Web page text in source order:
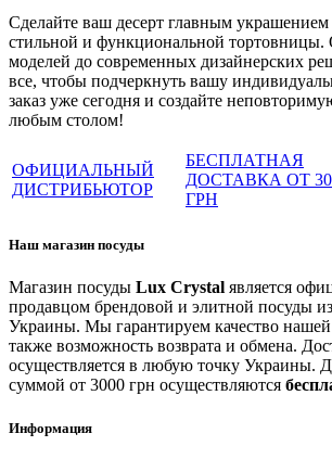
Сделайте ваш десерт главным
стильной и функциональной тортовницы.
моделей до современных дизайнерских
все, чтобы подчеркнуть вашу
заказ уже сегодня и создайте
любым столом!
ОФИЦИАЛЬНЫЙ
ДИСТРИБЬЮТОР
БЕСПЛАТНАЯ
ДОСТАВКА ОТ
ГРН
Наш магазин посуды
Магазин посуды Lux Crystal является
продавцом брендовой и элитной посуды
Украины. Мы гарантируем качество
также возможность возврата и обмена.
осуществляется в любую точку Украины.
суммой от 3000 грн осуществляются
Информация